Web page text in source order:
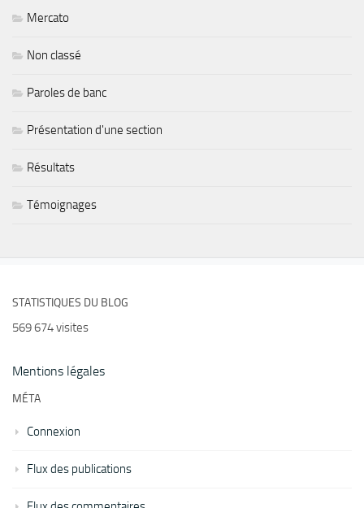
Mercato
Non classé
Paroles de banc
Présentation d'une section
Résultats
Témoignages
STATISTIQUES DU BLOG
569 674 visites
Mentions légales
MÉTA
Connexion
Flux des publications